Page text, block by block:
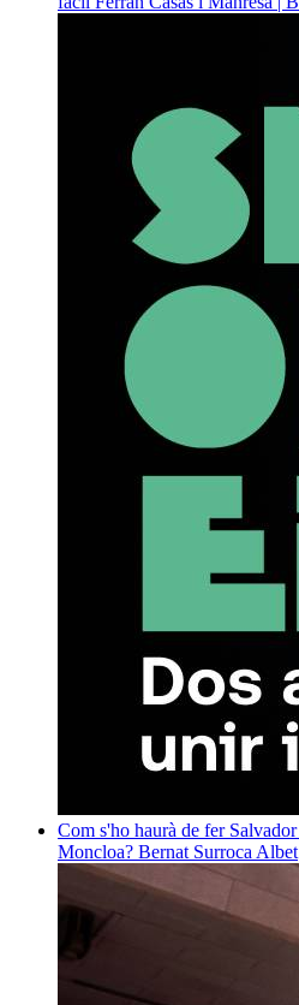
Com s'ho haurà de fer
Moncloa? Bernat Surroca Albet